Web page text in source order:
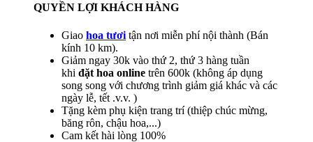
QUYỀN LỢI KHÁCH HÀNG
Giao hoa tươi tận nơi miễn phí nội thành (Bán
kính 10 km).
Giảm ngay 30k vào thứ 2, thứ 3 hàng tuần
khi đặt hoa online trên 600k (không áp dụng
song song với chương trình giảm giá khác và các
ngày lễ, tết .v.v. )
Tặng kèm phụ kiện trang trí (thiệp chúc mừng,
băng rôn, chậu hoa,...)
Cam kết hài lòng 100%